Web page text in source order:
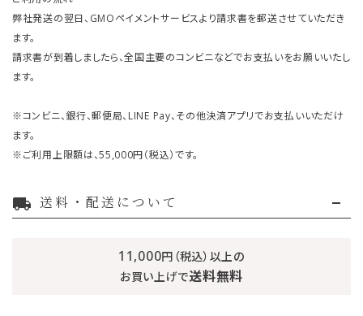
弊社発送の翌日、GMOペイメントサービスより請求書を郵送させていただき
ます。
請求書が到着しましたら、全国主要のコンビニなどでお支払いをお願いいたし
ます。
※コンビニ、銀行、郵便局、LINE Pay、その他決済アプリでお支払いいただけ
ます。
※ご利用上限額は、55,000円（税込）です。
local_shipping 送料・配送について
11,000円（税込）以上の
お買い上げで送料無料